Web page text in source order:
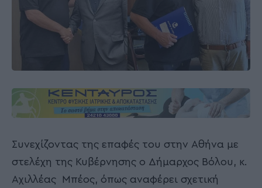
Συνεχίζοντας της επαφές του στην Αθήνα με
στελέχη της Κυβέρνησης ο Δήμαρχος Βόλου, κ.
Αχιλλέας Μπέος, όπως αναφέρει σχετική